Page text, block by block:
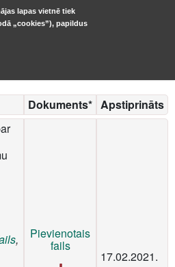
Dokuments* Apstiprināts
, Pievienotais
fails
17.02.2021.
lapas vietnē tiek
„cookies”), papildus